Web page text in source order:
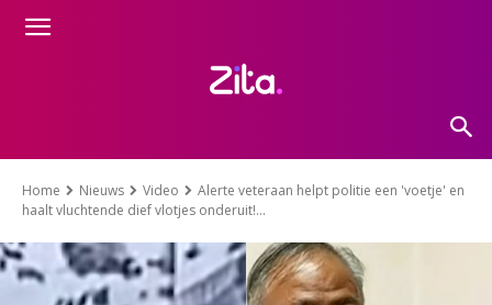
Home Nieuws Video
Alerte veteraan helpt politie een 'voetje' en
haalt vluchtende dief vlotjes onderuit!...